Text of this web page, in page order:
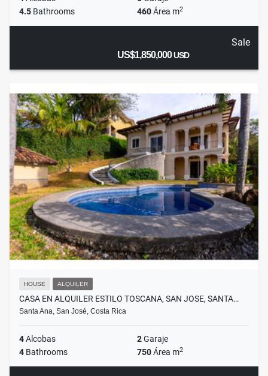
4.5 Bathrooms 460Área m2
Sale
US$1,850,000USD
HOUSE ALQUILER
CASA EN ALQUILER ESTILO TOSCANA, SAN JOSE, SANTA…
Santa Ana, San José, Costa Rica
4Alcobas 2Garaje
4 Bathrooms 750Área m2